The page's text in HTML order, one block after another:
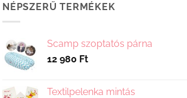
NÉPSZERŰ TERMÉKEK
Scamp szoptatós párna
12 980 Ft
Textilpelenka mintás